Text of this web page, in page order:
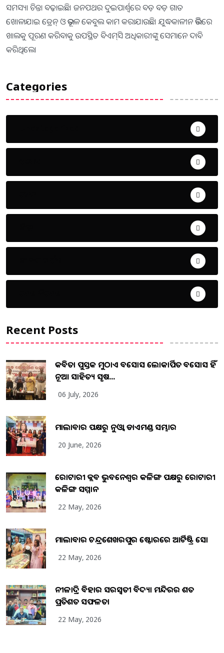
ସମସ୍ୟା ଚିନ୍ତା ବଢ଼ାଇଛି। ଜନପଥର ଦୁଇପାର୍ଶ୍ୱରେ ବଡ଼ ବଡ଼ ଗାତ
ଖୋଳାଯାଇ ଡ୍ରେନ୍‌ ଓ ଭୂତଳ କେବୁଲ କାମ କରାଯାଉଛି। ଯୁଦ୍ଧକାଳୀନ ଭିତ୍ତିରେ
ଖାଲକୁ ପୂରଣ କରିବାକୁ ଉପସ୍ଥିତ ବିଏମ୍‌ସି ଅଧିକାରୀଙ୍କୁ ସେମାନେ ଦାବି
କରିଥିଲେ।
Categories
Recent Posts
କବିତା ପୁସ୍ତକ ମୁଠାଏ ଅବସୋସ ଲୋକାର୍ପିତ ଅବସୋସ ହିଁ
ନୂଆ ସାହିତ୍ୟ ସୃଷ...
06 July, 2026
ମାଲାବାର ପକ୍ଷରୁ ନୁଓ୍ବା ଡାଏମଣ୍ଡ ସମ୍ଭାର
20 June, 2026
ରୋଟାରୀ କ୍ଲବ ଭୁବନେଶ୍ୱର କଳିଙ୍ଗ ପକ୍ଷରୁ ରୋଟାରୀ
କଳିଙ୍ଗ ସମ୍ମାନ
22 May, 2026
ମାଲାବାର ଚନ୍ଦ୍ରଶେଖରପୁର ଷ୍ଟୋରରେ ଆର୍ଟିଷ୍ଟ୍ରି ସୋ
22 May, 2026
ନୀଳାଦ୍ରି ବିହାର ସରସ୍ୱତୀ ବିଦ୍ୟା ମନ୍ଦିରର ଶତ
ପ୍ରତିଶତ ସଫଳତା
22 May, 2026